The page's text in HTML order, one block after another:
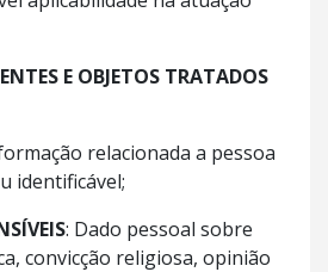
E OBJETOS TRATADOS
relacionada a pessoa
identificável;
: Dado pessoal sobre
convicção religiosa, opinião